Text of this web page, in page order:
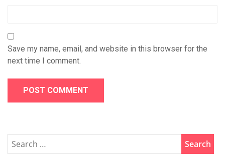
Save my name, email, and website in this browser for the
next time I comment.